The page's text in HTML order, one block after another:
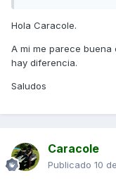
Hola Caracole.
A mi me parece
hay diferencia.
Saludos
Caracole
Publicado 10